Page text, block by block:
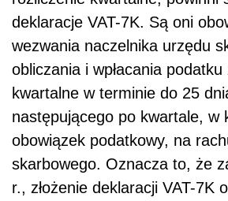
deklaracje VAT-7K. Są oni
wezwania naczelnika urzędu
obliczania i wpłacania
kwartalne w terminie do 25
następującego po kwartale, w
obowiązek podatkowy, na
skarbowego. Oznacza to, że
r., złożenie deklaracji VAT-7K